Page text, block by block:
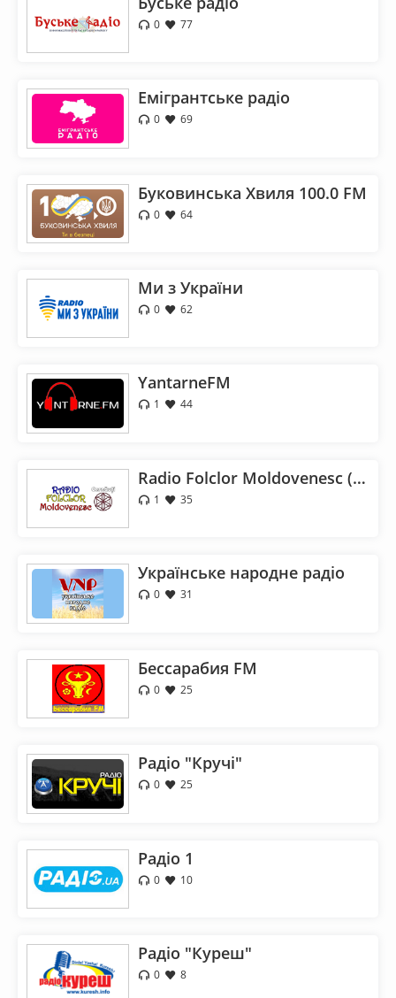
0 77
Емігрантське радіо
0 69
Буковинська Хвиля 100.0 FM
0 64
Ми з України
0 62
YantarneFM
1 44
Radio Folclor Moldovenesc (Cernăuți)
1 35
Українське народне радіо
0 31
Бессарабия FM
0 25
Радіо "Кручі"
0 25
Радіо 1
0 10
Радіо "Куреш"
0 8